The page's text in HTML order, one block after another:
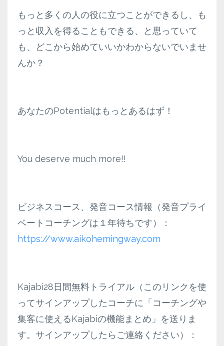
もっと多くの人の役に立つことができるし、も
っと収入を得ることもできる、と思っていて
も、どこから始めていいかわからないでいませ
んか？
あなたのPotentialはもっとあるはず！
You deserve much more!!
ビジネスコース、発音コース情報（発音プライ
ベートコーチングは１年待ちです）：
https://www.aikohemingway.com
Kajabi28日間無料トライアル（このリンクを使
ってサインアップしたコーチに「コーチングや
集客に使えるKajabiの機能まとめ」を送りま
す。サインアップしたらご連絡ください）：